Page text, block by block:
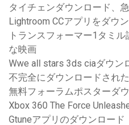
タイチェンダウンロード、
Lightroom CCアプリをダウ
トランスフォーマー1タミ
な映画
Wwe all stars 3ds ciaダウン
不完全にダウンロードされ
無料フォーラムポスターダ
Xbox 360 The Force
Gtuneアプリのダウンロード